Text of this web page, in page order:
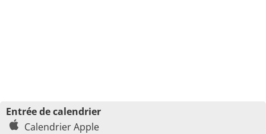
Entrée de calendrier
Calendrier Apple